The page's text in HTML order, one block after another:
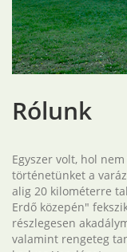
Rólunk
Egyszer volt, hol
történetünket a
alig 20 kilométerre
Erdő közepén"
részlegesen
valamint rengeteg